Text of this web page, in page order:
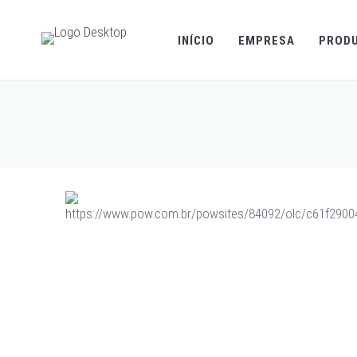
INÍCIO EMPRESA